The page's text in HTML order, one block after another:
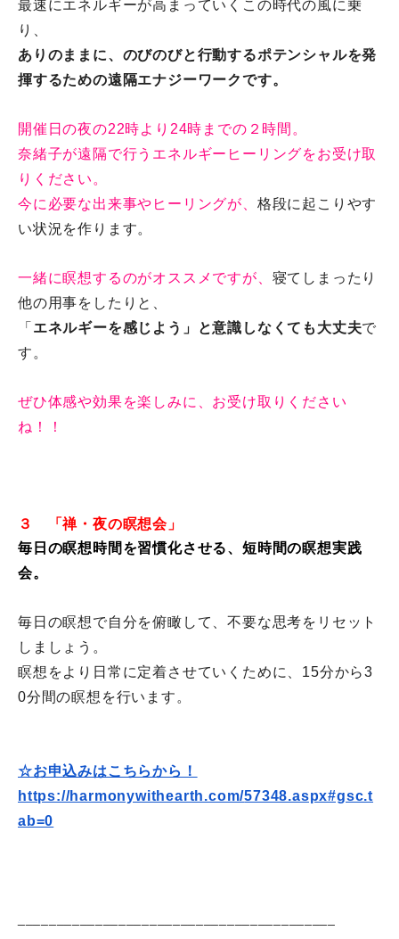
最速にエネルギーが高まっていくこの時代の風に乗
り、
ありのままに、 のびのびと行動するポテンシャルを発
揮するための遠隔エナジーワークです。
開催日の夜の22時より24時までの２時間。
奈緒子が遠隔で行うエネルギーヒーリングをお受け取
りください。
今に必要な出来事やヒーリングが、 格段に起こりやす
い状況を作り ます。
一緒に瞑想するのがオススメですが、 寝てしまったり
他の用事をし たりと、
「 エネルギーを感じよう」と意識しなくても大丈夫で
す。
ぜひ体感や効果を楽しみに、 お受け取りください
ね！！
３ 「禅・夜の瞑想会」
毎日の瞑想時間を習慣化させる、 短時間の瞑想実践
会。
毎日の瞑想で自分を俯瞰して、不要な思考をリセット
しましょう。
瞑想をより日常に定着させていくために、 15分から3
0分間の瞑想を行います。
☆お申込みはこちらから！
https://harmonywithearth.com/57348.aspx#gsc.t
ab=0